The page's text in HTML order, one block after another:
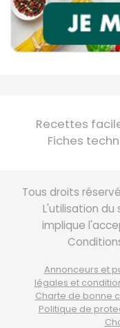
Recettes
Fiches
Tous droits
L'utilisation du
implique
Annonceurs et
légales et
Charte de bonne
Politique de